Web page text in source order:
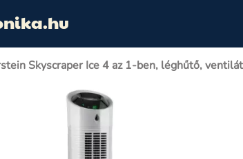
Skyscraper Ice 4 az 1-ben, léghűtő,